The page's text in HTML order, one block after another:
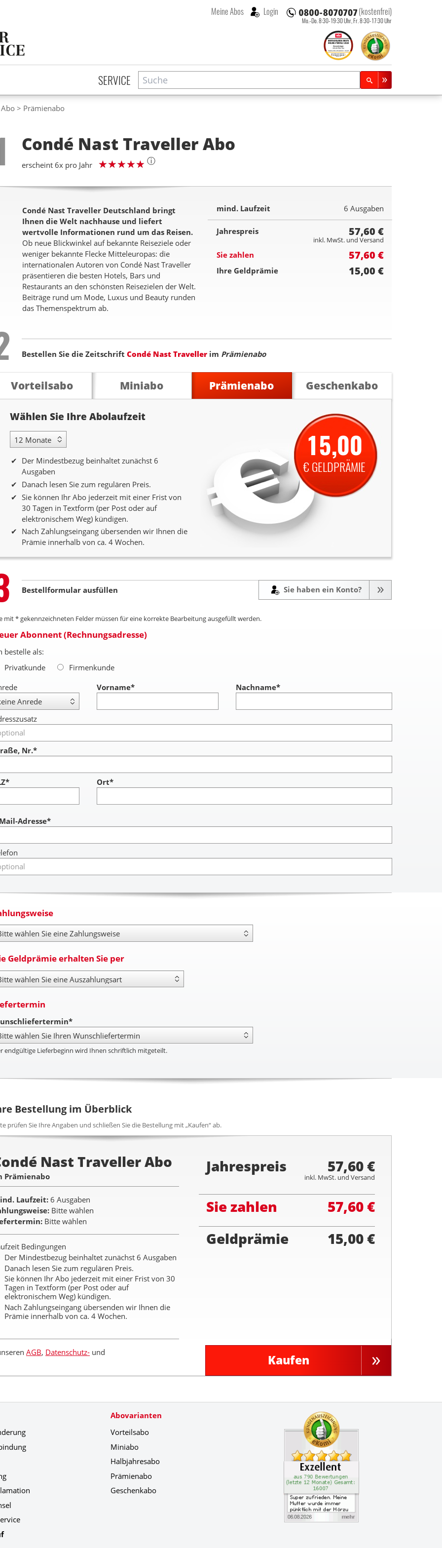
(kostenfrei)
Mo.-Do. 8:30-19:30 Uhr, Fr. 8:30-17:30 Uhr
Meine Abos Login
SERVICE Suche
Zeitschriftensuche
Prämienabo
Condé Nast Traveller Abo
erscheint 6x pro Jahr ⓘ
Condé Nast Traveller Deutschland bringt
Ihnen die Welt nachhause und liefert
wertvolle Informationen rund um das Reisen.
Ob neue Blickwinkel auf bekannte Reiseziele oder
weniger bekannte Flecke Mitteleuropas: die
internationalen Autoren von Condé Nast Traveller
präsentieren die besten Hotels, Bars und
Restaurants an den schönsten Reisezielen der Welt.
Beiträge rund um Mode, Luxus und Beauty runden
das Themenspektrum ab.
mind. Laufzeit 6 Ausgaben
Jahrespreis 57,60 €
inkl. MwSt. und Versand
Sie zahlen 57,60 €
Ihre Geldprämie 15,00 €
Bestellen Sie die Zeitschrift Condé Nast Traveller im Prämienabo
Vorteilsabo Miniabo Prämienabo Geschenkabo
Wählen Sie Ihre Abolaufzeit
12 Monate Laufzeit
Der Mindestbezug beinhaltet zunächst 6
Ausgaben
Danach lesen Sie zum regulären Preis.
Sie können Ihr Abo jederzeit mit einer Frist von
30 Tagen in Textform (per Post oder auf
elektronischem Weg) kündigen.
Nach Zahlungseingang übersenden wir Ihnen die
Prämie innerhalb von ca. 4 Wochen.
15,00
€ GELDPRÄMIE
Bestellformular ausfüllen Sie haben ein Konto?
mit * gekennzeichneten Felder müssen für eine korrekte Bearbeitung ausgefüllt werden.
Abonnent (Rechnungsadresse)
bestelle als:
Privatkunde
Firmenkunde
Vorname* Nachname*
Nr.*
Ort*
Adresse*
Geldprämie erhalten Sie per
Type
endgültige Lieferbeginn wird Ihnen schriftlich mitgeteilt.
Bestellung im Überblick
prüfen Sie Ihre Angaben und schließen Sie die Bestellung mit „Kaufen“ ab.
Nast Traveller Abo
Prämienabo
Laufzeit 6 Ausgaben
Bitte wählen
Bitte wählen
Bedingungen
Der Mindestbezug beinhaltet zunächst 6 Ausgaben
Danach lesen Sie zum regulären Preis.
Sie können Ihr Abo jederzeit mit einer Frist von 30
Tagen in Textform (per Post oder auf
elektronischem Weg) kündigen.
Nach Zahlungseingang übersenden wir Ihnen die
Prämie innerhalb von ca. 4 Wochen.
Jahrespreis 57,60 €
inkl. MwSt. und Versand
Sie zahlen
57,60 €
Geldprämie
15,00 €
AGB, Datenschutz- und
Kaufen
Abovarianten
Vorteilsabo
Miniabo
Halbjahresabo
Prämienabo
Geschenkabo